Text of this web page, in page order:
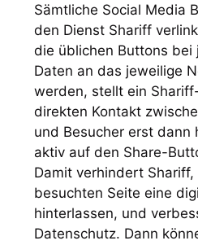
Sämtliche Social Media
den Dienst Shariff
die üblichen Buttons bei
Daten an das jeweilige
werden, stellt ein
direkten Kontakt
und Besucher erst dann
aktiv auf den Share-
Damit verhindert
besuchten Seite eine
hinterlassen, und
Datenschutz. Dann